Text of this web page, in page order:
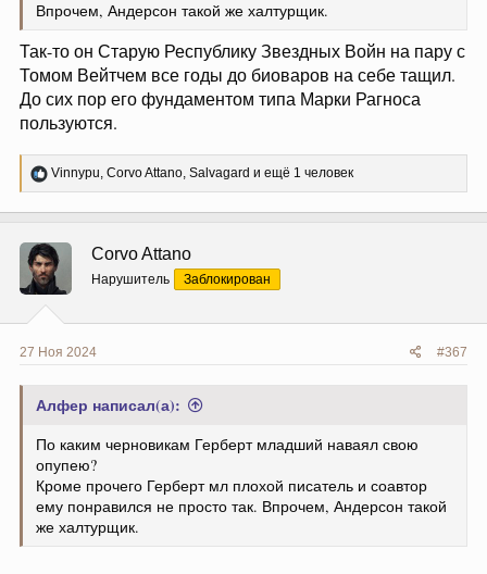
Впрочем, Андерсон такой же халтурщик.
Так-то он Старую Республику Звездных Войн на пару с
Томом Вейтчем все годы до биоваров на себе тащил.
До сих пор его фундаментом типа Марки Рагноса
пользуются.
Р
е
ц
и
и
:
Vinnypu, Corvo Attano, Salvagard и ещё 1 человек
Corvo Attano
Нарушитель Заблокирован
27 Ноя 2024 #367
Алфер написал(а):
По каким черновикам Герберт младший наваял свою
опупею?
Кроме прочего Герберт мл плохой писатель и соавтор
ему понравился не просто так. Впрочем, Андерсон такой
же халтурщик.